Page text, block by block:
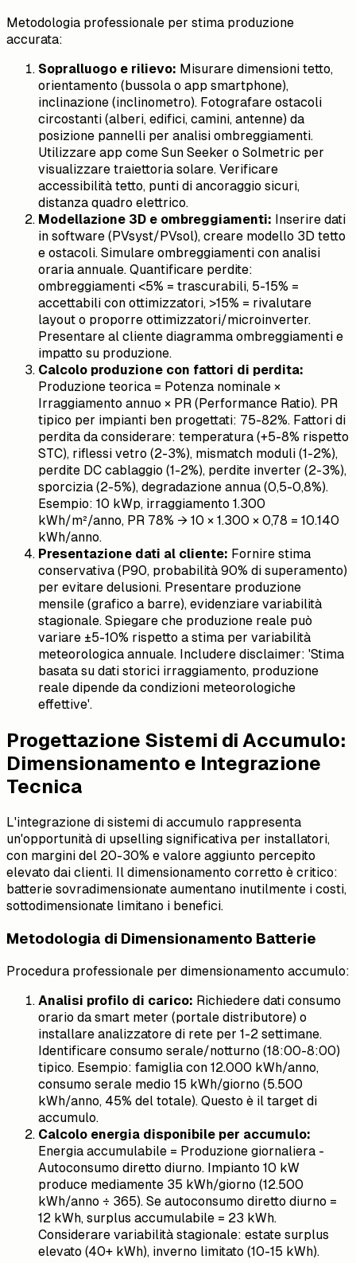
Metodologia professionale per stima produzione
accurata:
Sopralluogo e rilievo: Misurare dimensioni tetto,
orientamento (bussola o app smartphone),
inclinazione (inclinometro). Fotografare ostacoli
circostanti (alberi, edifici, camini, antenne) da
posizione pannelli per analisi ombreggiamenti.
Utilizzare app come Sun Seeker o Solmetric per
visualizzare traiettoria solare. Verificare
accessibilità tetto, punti di ancoraggio sicuri,
distanza quadro elettrico.
Modellazione 3D e ombreggiamenti: Inserire dati
in software (PVsyst/PVsol), creare modello 3D tetto
e ostacoli. Simulare ombreggiamenti con analisi
oraria annuale. Quantificare perdite:
ombreggiamenti <5% = trascurabili, 5-15% =
accettabili con ottimizzatori, >15% = rivalutare
layout o proporre ottimizzatori/microinverter.
Presentare al cliente diagramma ombreggiamenti e
impatto su produzione.
Calcolo produzione con fattori di perdita:
Produzione teorica = Potenza nominale ×
Irraggiamento annuo × PR (Performance Ratio). PR
tipico per impianti ben progettati: 75-82%. Fattori di
perdita da considerare: temperatura (+5-8% rispetto
STC), riflessi vetro (2-3%), mismatch moduli (1-2%),
perdite DC cablaggio (1-2%), perdite inverter (2-3%),
sporcizia (2-5%), degradazione annua (0,5-0,8%).
Esempio: 10 kWp, irraggiamento 1.300
kWh/m²/anno, PR 78% → 10 × 1.300 × 0,78 = 10.140
kWh/anno.
Presentazione dati al cliente: Fornire stima
conservativa (P90, probabilità 90% di superamento)
per evitare delusioni. Presentare produzione
mensile (grafico a barre), evidenziare variabilità
stagionale. Spiegare che produzione reale può
variare ±5-10% rispetto a stima per variabilità
meteorologica annuale. Includere disclaimer: 'Stima
basata su dati storici irraggiamento, produzione
reale dipende da condizioni meteorologiche
effettive'.
Progettazione Sistemi di Accumulo:
Dimensionamento e Integrazione
Tecnica
L'integrazione di sistemi di accumulo rappresenta
un'opportunità di upselling significativa per installatori,
con margini del 20-30% e valore aggiunto percepito
elevato dai clienti. Il dimensionamento corretto è critico:
batterie sovradimensionate aumentano inutilmente i costi,
sottodimensionate limitano i benefici.
Metodologia di Dimensionamento Batterie
Procedura professionale per dimensionamento accumulo:
Analisi profilo di carico: Richiedere dati consumo
orario da smart meter (portale distributore) o
installare analizzatore di rete per 1-2 settimane.
Identificare consumo serale/notturno (18:00-8:00)
tipico. Esempio: famiglia con 12.000 kWh/anno,
consumo serale medio 15 kWh/giorno (5.500
kWh/anno, 45% del totale). Questo è il target di
accumulo.
Calcolo energia disponibile per accumulo:
Energia accumulabile = Produzione giornaliera -
Autoconsumo diretto diurno. Impianto 10 kW
produce mediamente 35 kWh/giorno (12.500
kWh/anno ÷ 365). Se autoconsumo diretto diurno =
12 kWh, surplus accumulabile = 23 kWh.
Considerare variabilità stagionale: estate surplus
elevato (40+ kWh), inverno limitato (10-15 kWh).